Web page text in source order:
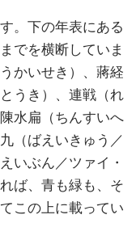
。下の年表にある
でを横断していま
かいせき）、蔣経
うき）、連戦（れ
水扁（ちんすいへ
（ばえいきゅう／
いぶん／ツァイ・
ば、青も緑も、そ
この上に載ってい